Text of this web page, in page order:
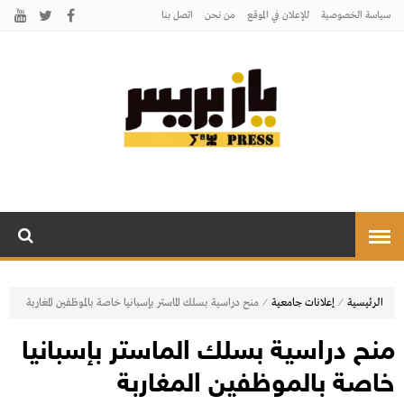
سياسة الخصوصية للإعلان في الموقع من نحن اتصل بنـا
الرئيسية ⁄ إعلانات جامعية ⁄ منح دراسية بسلك الماستر بإسبانيا خاصة بالموظفين المغاربة
منح دراسية بسلك الماستر بإسبانيا
خاصة بالموظفين المغاربة